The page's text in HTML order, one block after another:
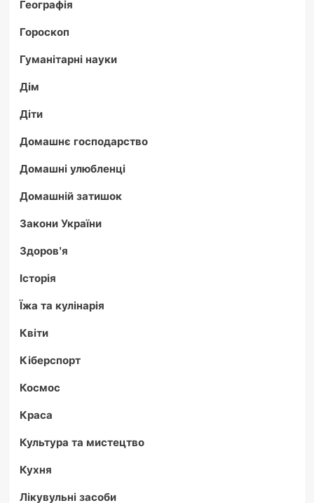
Географія
Гороскоп
Гуманітарні науки
Дім
Діти
Домашнє господарство
Домашні улюбленці
Домашній затишок
Закони України
Здоров'я
Історія
Їжа та кулінарія
Квіти
Кіберспорт
Космос
Краса
Культура та мистецтво
Кухня
Лікувульні засоби